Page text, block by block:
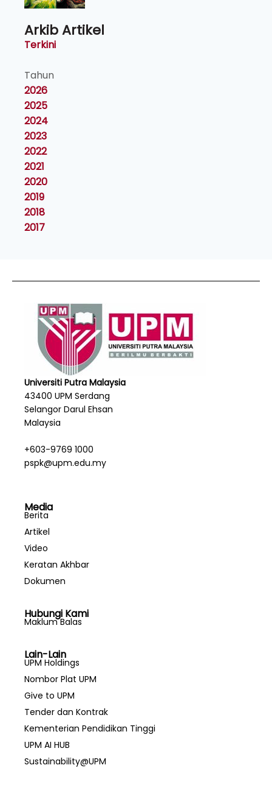
Arkib Artikel
Terkini
Tahun
2026
2025
2024
2023
2022
2021
2020
2019
2018
2017
Universiti Putra Malaysia
43400 UPM Serdang
Selangor Darul Ehsan
Malaysia
+603-9769 1000
pspk@upm.edu.my
Media
Berita
Artikel
Video
Keratan Akhbar
Dokumen
Hubungi Kami
Maklum Balas
Lain-Lain
UPM Holdings
Nombor Plat UPM
Give to UPM
Tender dan Kontrak
Kementerian Pendidikan Tinggi
UPM AI HUB
Sustainability@UPM